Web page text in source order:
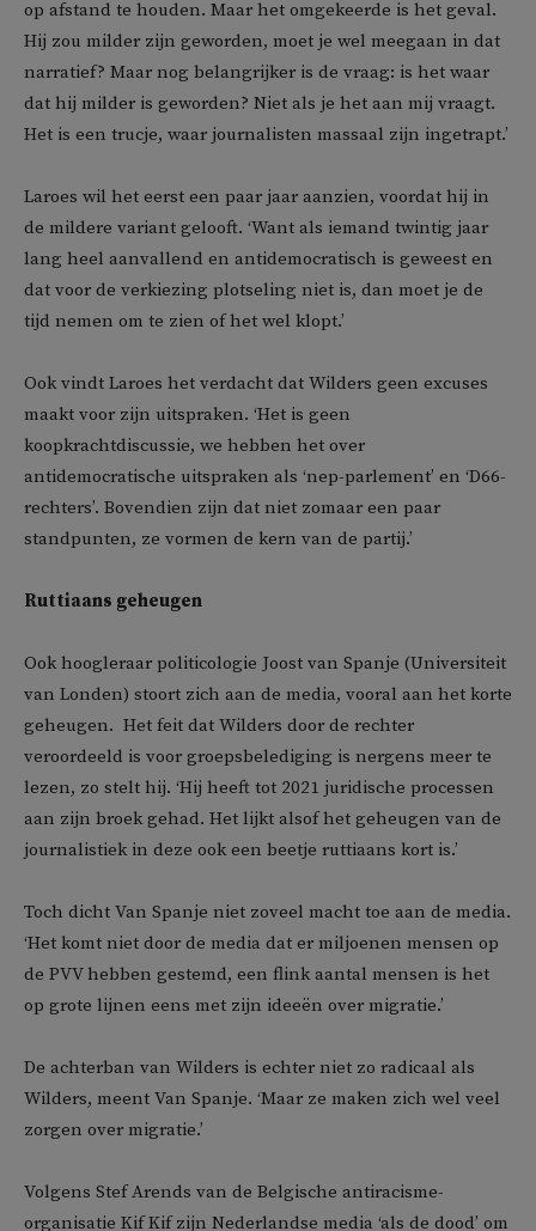
op afstand te houden. Maar het omgekeerde is het geval.
Hij zou milder zijn geworden, moet je wel meegaan in dat
narratief? Maar nog belangrijker is de vraag: is het waar
dat hij milder is geworden? Niet als je het aan mij vraagt.
Het is een trucje, waar journalisten massaal zijn ingetrapt.’
Laroes wil het eerst een paar jaar aanzien, voordat hij in
de mildere variant gelooft. ‘Want als iemand twintig jaar
lang heel aanvallend en antidemocratisch is geweest en
dat voor de verkiezing plotseling niet is, dan moet je de
tijd nemen om te zien of het wel klopt.’
Ook vindt Laroes het verdacht dat Wilders geen excuses
maakt voor zijn uitspraken. ‘Het is geen
koopkrachtdiscussie, we hebben het over
antidemocratische uitspraken als ‘nep-parlement’ en ‘D66-
rechters’. Bovendien zijn dat niet zomaar een paar
standpunten, ze vormen de kern van de partij.’
Ruttiaans geheugen
Ook hoogleraar politicologie Joost van Spanje (Universiteit
van Londen) stoort zich aan de media, vooral aan het korte
geheugen. Het feit dat Wilders door de rechter
veroordeeld is voor groepsbelediging is nergens meer te
lezen, zo stelt hij. ‘Hij heeft tot 2021 juridische processen
aan zijn broek gehad. Het lijkt alsof het geheugen van de
journalistiek in deze ook een beetje ruttiaans kort is.’
Toch dicht Van Spanje niet zoveel macht toe aan de media.
‘Het komt niet door de media dat er miljoenen mensen op
de PVV hebben gestemd, een flink aantal mensen is het
op grote lijnen eens met zijn ideeën over migratie.’
De achterban van Wilders is echter niet zo radicaal als
Wilders, meent Van Spanje. ‘Maar ze maken zich wel veel
zorgen over migratie.’
Volgens Stef Arends van de Belgische antiracisme-
organisatie Kif Kif zijn Nederlandse media ‘als de dood’ om